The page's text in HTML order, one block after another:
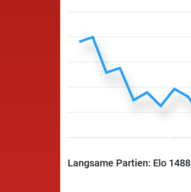
Langsame Partien: Elo 1488